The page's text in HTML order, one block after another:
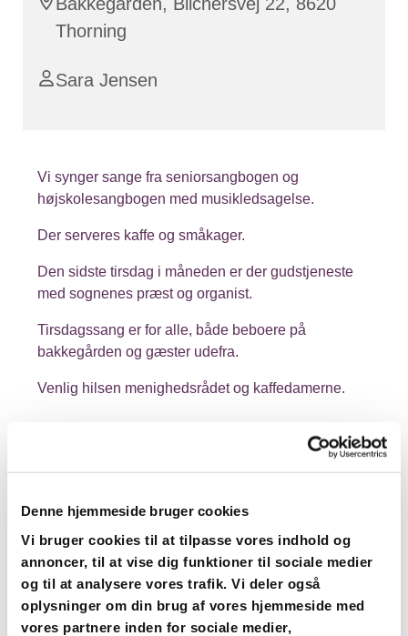
Denne hjemmeside bruger cookies
Vi bruger cookies til at tilpasse vores indhold og
annoncer, til at vise dig funktioner til sociale medier
og til at analysere vores trafik. Vi deler også
oplysninger om din brug af vores hjemmeside med
vores partnere inden for sociale medier,
Thorning
Sara Jensen
Vi synger sange fra seniorsangbogen og
højskolesangbogen med musikledsagelse.
Der serveres kaffe og småkager.
Den sidste tirsdag i måneden er der gudstjeneste
med sognenes præst og organist.
Tirsdagssang er for alle, både beboere på
bakkegården og gæster udefra.
Venlig hilsen menighedsrådet og kaffedamerne.